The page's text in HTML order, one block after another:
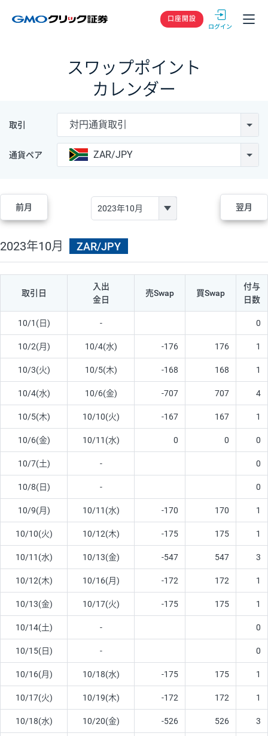
GMOクリック
口座開設
スワップポイント
カレンダー
取引 対円通貨取引
通貨ペア ZAR/JPY
前月 翌月
2023年10月 ZAR/JPY
取引日
入出
金日
売Swap 買Swap
付与
日数
10/1(日) - 0
10/2(月) 10/4(水) -176 176 1
10/3(火) 10/5(木) -168 168 1
10/4(水) 10/6(金) -707 707 4
10/5(木) 10/10(火) -167 167 1
10/6(金) 10/11(水) 0 0 0
10/7(土) - 0
10/8(日) - 0
10/9(月) 10/11(水) -170 170 1
10/10(火) 10/12(木) -175 175 1
10/11(水) 10/13(金) -547 547 3
10/12(木) 10/16(月) -172 172 1
10/13(金) 10/17(火) -175 175 1
10/14(土) - 0
10/15(日) - 0
10/16(月) 10/18(水) -175 175 1
10/17(火) 10/19(木) -172 172 1
10/18(水) 10/20(金) -526 526 3